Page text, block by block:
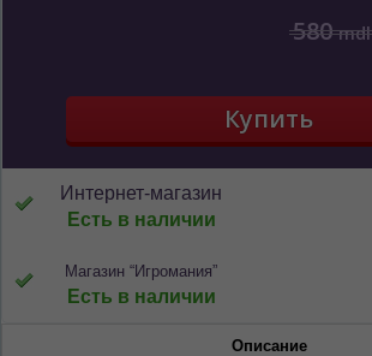
580mdl
Интернет-магазин
Есть в наличии
Магазин “Игромания”
Есть в наличии
Описание